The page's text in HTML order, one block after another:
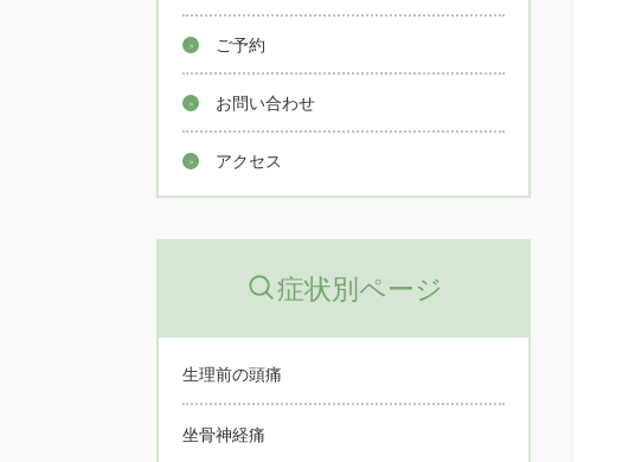
ご予約
お問い合わせ
アクセス
症状別ページ
生理前の頭痛
坐骨神経痛